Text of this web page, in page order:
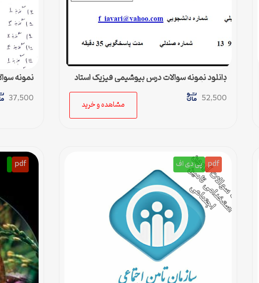
دانلود نمونه سوالات درس بیوشیمی فیزیک استاد
فرشته یاوری
52,500
مشاهده و خرید
نمونه
مریم صدری
37,500
pdf پی دی اف pdf